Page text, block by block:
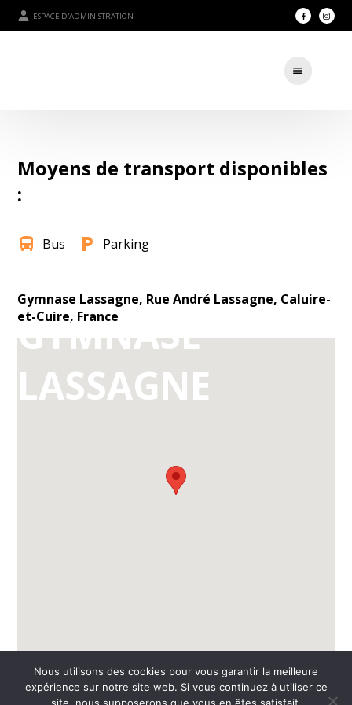
ESPACE D'ADMINISTRATION
GYMNASE
LASSAGNE
Moyens de transport disponibles
:
directions_bus Bus local_parking Parking
Gymnase Lassagne, Rue André Lassagne, Caluire-
et-Cuire, France
©2026 - AL Caluire Basket | Site internet réalisé par
Nous utilisons des cookies pour vous garantir la meilleure
expérience sur notre site web. Si vous continuez à utiliser ce